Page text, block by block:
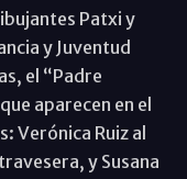
Patxi y
y Juventud
el “Padre
aparecen en el
Verónica Ruiz al
y Susana